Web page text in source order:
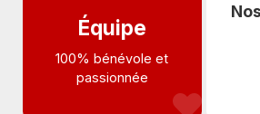
Équipe
100% bénévole et
passionnée